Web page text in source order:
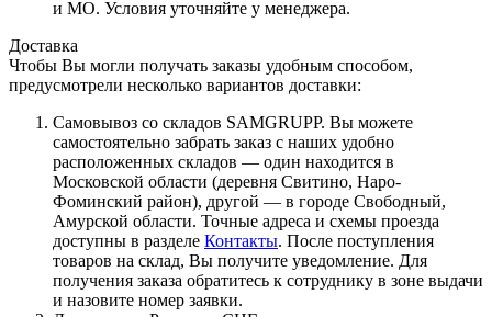
и МО. Условия уточняйте у менеджера.
Доставка
Чтобы Вы могли получать заказы удобным способом,
предусмотрели несколько вариантов доставки:
Самовывоз со складов SAMGRUPP. Вы можете
самостоятельно забрать заказ с наших удобно
расположенных складов — один находится в
Московской области (деревня Свитино, Наро-
Фоминский район), другой — в городе Свободный,
Амурской области. Точные адреса и схемы проезда
доступны в разделе Контакты. После поступления
товаров на склад, Вы получите уведомление. Для
получения заказа обратитесь к сотруднику в зоне выдачи
и назовите номер заявки.